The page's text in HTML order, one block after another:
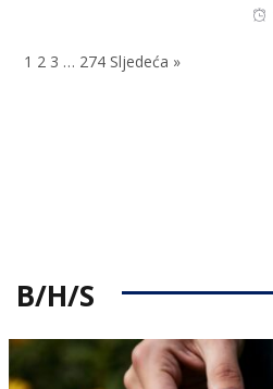
1 2 3 … 274 Sljedeća »
B/H/S